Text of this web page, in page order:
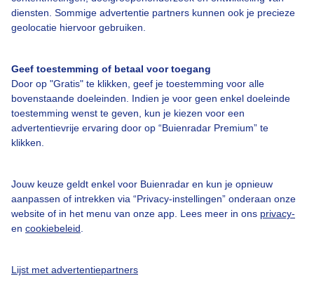
diensten. Sommige advertentie partners kunnen ook je precieze
geolocatie hiervoor gebruiken.
Geef toestemming of betaal voor toegang
Door op "Gratis" te klikken, geef je toestemming voor alle
bovenstaande doeleinden. Indien je voor geen enkel doeleinde
toestemming wenst te geven, kun je kiezen voor een
advertentievrije ervaring door op “Buienradar Premium” te
klikken.
Jouw keuze geldt enkel voor Buienradar en kun je opnieuw
aanpassen of intrekken via “Privacy-instellingen” onderaan onze
website of in het menu van onze app. Lees meer in ons privacy-
en cookiebeleid
Lijst met advertentiepartners
Veelgestelde vragen
Gebruikersvoorwaarden
Adverteren
Buienradar Team
Cookie beleid
Privacy instellingen
Gratis weerdata